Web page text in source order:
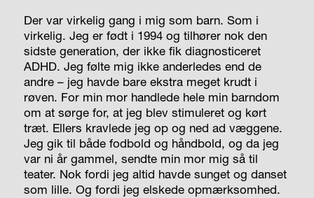
Der var virkelig gang i mig som barn. Som i
virkelig. Jeg er født i 1994 og tilhører nok den
sidste generation, der ikke fik diagnosticeret
ADHD. Jeg følte mig ikke anderledes end de
andre – jeg havde bare ekstra meget krudt i
røven. For min mor handlede hele min barndom
om at sørge for, at jeg blev stimuleret og kørt
træt. Ellers kravlede jeg op og ned ad væggene.
Jeg gik til både fodbold og håndbold, og da jeg
var ni år gammel, sendte min mor mig så til
teater. Nok fordi jeg altid havde sunget og danset
som lille. Og fordi jeg elskede opmærksomhed.